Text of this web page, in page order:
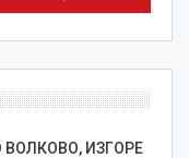
ИЗГОРЕ